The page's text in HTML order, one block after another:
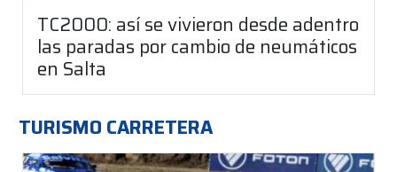
TC2000: así se vivieron desde adentro
las paradas por cambio de neumáticos
en Salta
TURISMO CARRETERA